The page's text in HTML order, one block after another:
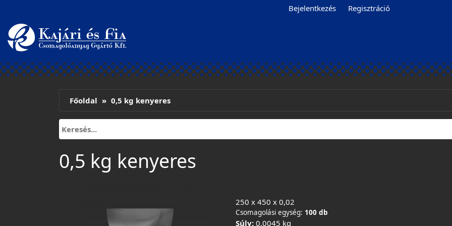
Bejelentkezés Regisztráció
Főoldal 0,5 kg kenyeres
0,5 kg kenyeres
250 x 450 x 0,02
Csomagolási egység: 100 db
Súly: 0.0045 kg